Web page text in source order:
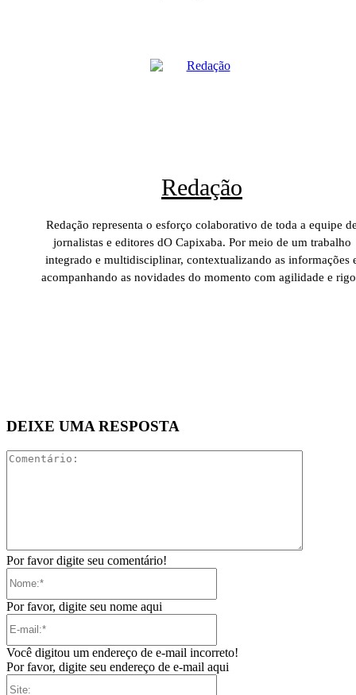
Redação
Redação representa o esforço colaborativo de toda a equipe
jornalistas e editores dO Capixaba. Por meio de um trabalho
integrado e multidisciplinar, contextualizando as informações
acompanhando as novidades do momento com agilidade e
DEIXE UMA RESPOSTA
Por favor digite seu comentário!
Por favor, digite seu nome aqui
Você digitou um endereço de e-mail incorreto!
Por favor, digite seu endereço de e-mail aqui